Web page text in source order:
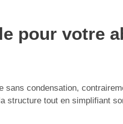
pour votre
sans condensation,
structure tout en simplifiant